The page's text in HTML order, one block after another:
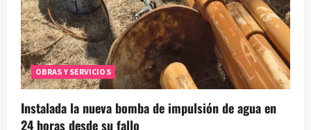
OBRAS Y SERVICIOS
Instalada la nueva bomba de impulsión de agua en
24 horas desde su fallo